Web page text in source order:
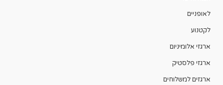
לאופניים
לקטנוע
ארגזי אלומיניום
ארגזי פלסטיק
ארגזים למשלוחים